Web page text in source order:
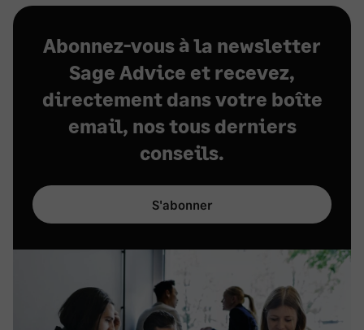
Abonnez-vous à la newsletter
Sage Advice et recevez,
directement dans votre boîte
email, nos tous derniers
conseils.
S'abonner